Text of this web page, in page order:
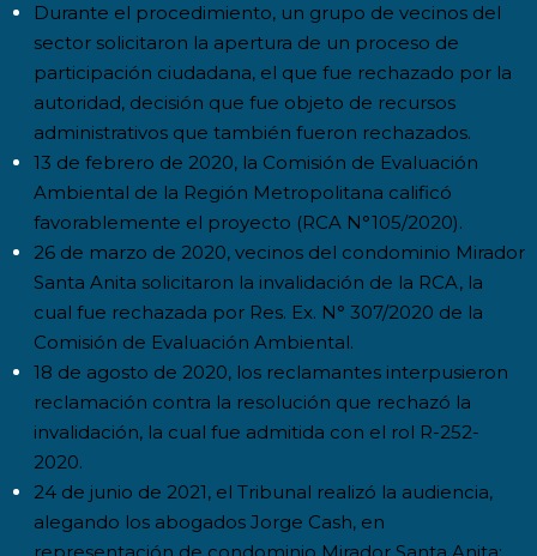
Durante el procedimiento, un grupo de vecinos del
sector solicitaron la apertura de un proceso de
participación ciudadana, el que fue rechazado por la
autoridad, decisión que fue objeto de recursos
administrativos que también fueron rechazados.
13 de febrero de 2020, la Comisión de Evaluación
Ambiental de la Región Metropolitana calificó
favorablemente el proyecto (RCA N°105/2020).
26 de marzo de 2020, vecinos del condominio Mirador
Santa Anita solicitaron la invalidación de la RCA, la
cual fue rechazada por Res. Ex. N° 307/2020 de la
Comisión de Evaluación Ambiental.
18 de agosto de 2020, los reclamantes interpusieron
reclamación contra la resolución que rechazó la
invalidación, la cual fue admitida con el rol R-252-
2020.
24 de junio de 2021, el Tribunal realizó la audiencia,
alegando los abogados Jorge Cash, en